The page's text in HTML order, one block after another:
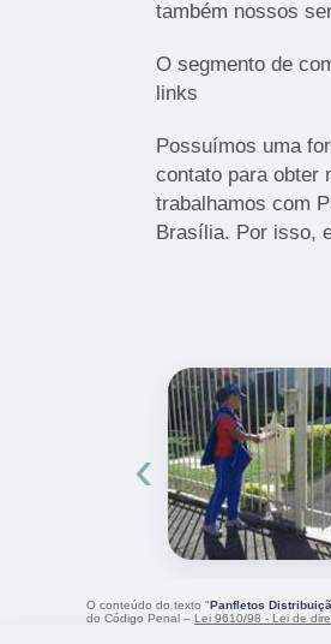
também nossos
O segmento de
links
Possuímos uma
contato para obter
trabalhamos com
Brasília. Por isso,
‹
O conteúdo do texto "Panfletos
do Código Penal – Lei 9610/98 - Lei de